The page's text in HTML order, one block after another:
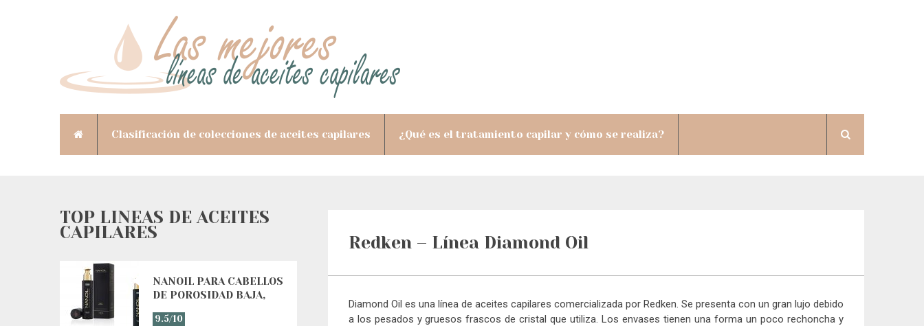
Clasificación de colecciones de aceites capilares ¿Qué es el tratamiento capilar y cómo se realiza?
Redken – Línea Diamond Oil
Diamond Oil es una línea de aceites capilares comercializada por Redken. Se presenta con un gran lujo debido
a los pesados y gruesos frascos de cristal que utiliza. Los envases tienen una forma un poco rechoncha y
TOP LÍNEAS DE ACEITES
CAPILARES
NANOIL PARA CABELLOS
DE POROSIDAD BAJA,
9.5/10